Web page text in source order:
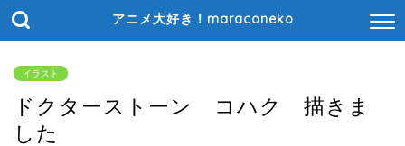
アニメ大好き！maraconeko
イラスト
ドクターストーン コハク 描きま
した